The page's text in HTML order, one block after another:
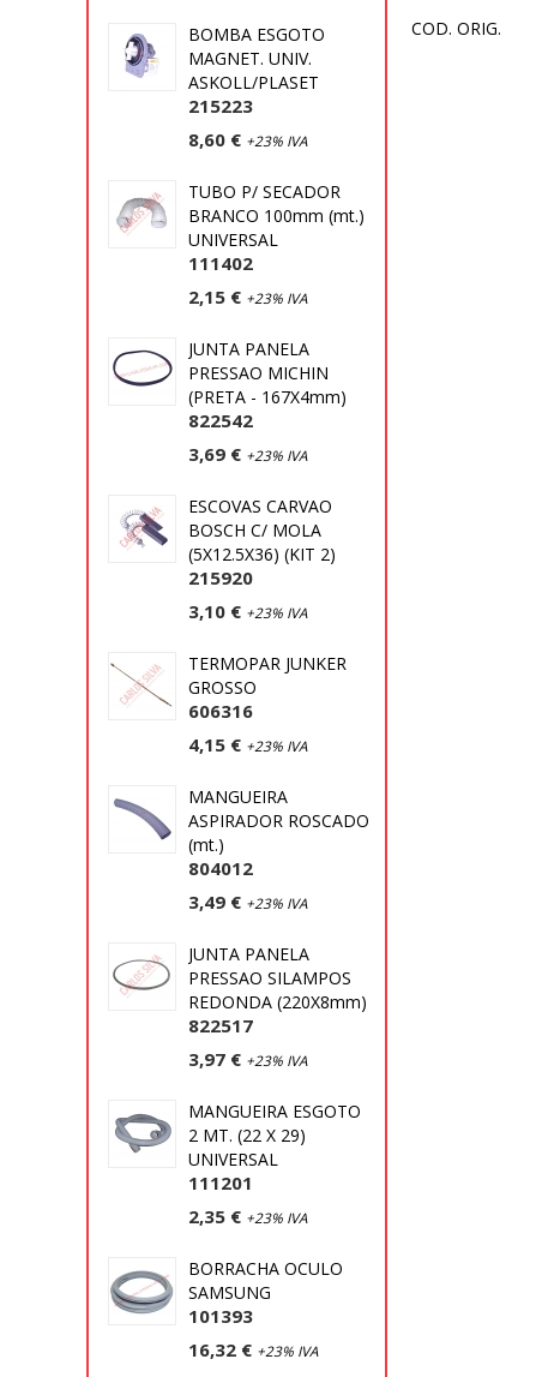
BOMBA ESGOTO
MAGNET. UNIV.
ASKOLL/PLASET
215223
8,60 € +23% IVA
TUBO P/ SECADOR
BRANCO 100mm (mt.)
UNIVERSAL
111402
2,15 € +23% IVA
JUNTA PANELA
PRESSAO MICHIN
(PRETA - 167X4mm)
822542
3,69 € +23% IVA
ESCOVAS CARVAO
BOSCH C/ MOLA
(5X12.5X36) (KIT 2)
215920
3,10 € +23% IVA
TERMOPAR JUNKER
GROSSO
606316
4,15 € +23% IVA
MANGUEIRA
ASPIRADOR ROSCADO
(mt.)
804012
3,49 € +23% IVA
JUNTA PANELA
PRESSAO SILAMPOS
REDONDA (220X8mm)
822517
3,97 € +23% IVA
MANGUEIRA ESGOTO
2 MT. (22 X 29)
UNIVERSAL
111201
2,35 € +23% IVA
BORRACHA OCULO
SAMSUNG
101393
16,32 € +23% IVA
COD. ORIG.